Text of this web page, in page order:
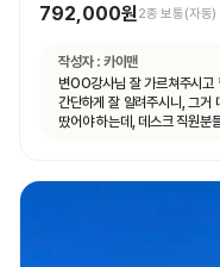
792,000원 2종 보통(자동)
작성자 : 카이맨
변OO강사님 잘 가르쳐주시고
간단하게 잘 알려주시니, 그거 따라 하
땄어야 하는데, 데스크 직원분